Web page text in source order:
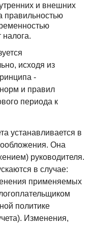
и внешних
правильностью
исходя из
-
и правил
периода к
устанавливается в
Она
руководителя.
в случае:
применяемых
политике
Изменения,